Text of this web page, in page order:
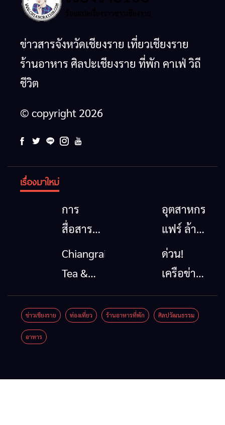
ข่าวสารจังหวัดเชียงราย เที่ยวเชียงราย
ร้านอาหาร ศิลปะเชียงราย ที่พัก คาเฟ่ วิถี
ชีวิต
© copyright 2026
เรื่องมาใหม่
การ
สื่อสาร
โทรคมนาคม
กรณีภัย
เชียงราย
เมื่อ
อุตสาหกรรม
แฟร์ ล้าน
นาตะวัน
ออก
รวมของดี
สินค้าเด่น
Chiangrai
Tea &
Coffee
Festival
ด่วน!
เครือข่าย
ลุ่มน้ำกก
ยื่น 5 ข้อ
ข่าวเชียงราย ท่องเที่ยว ร้านอาหารที่พัก ศิลปวัฒนธรรม
อาหาร